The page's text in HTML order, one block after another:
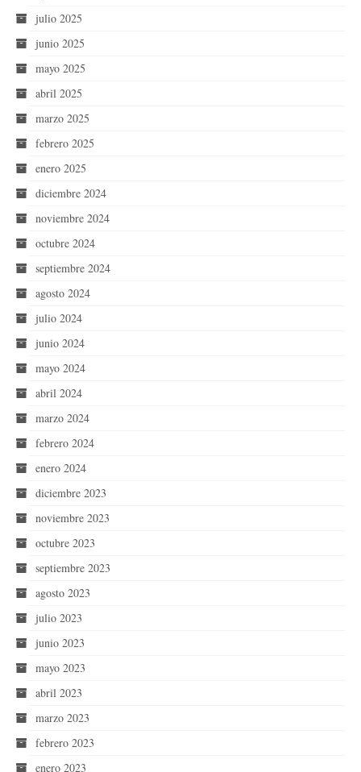
julio 2025
junio 2025
mayo 2025
abril 2025
marzo 2025
febrero 2025
enero 2025
diciembre 2024
noviembre 2024
octubre 2024
septiembre 2024
agosto 2024
julio 2024
junio 2024
mayo 2024
abril 2024
marzo 2024
febrero 2024
enero 2024
diciembre 2023
noviembre 2023
octubre 2023
septiembre 2023
agosto 2023
julio 2023
junio 2023
mayo 2023
abril 2023
marzo 2023
febrero 2023
enero 2023